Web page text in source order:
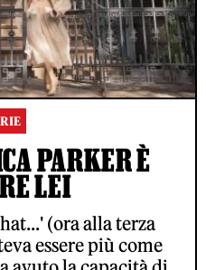
PARKER È
LEI
(ora alla terza
essere più come